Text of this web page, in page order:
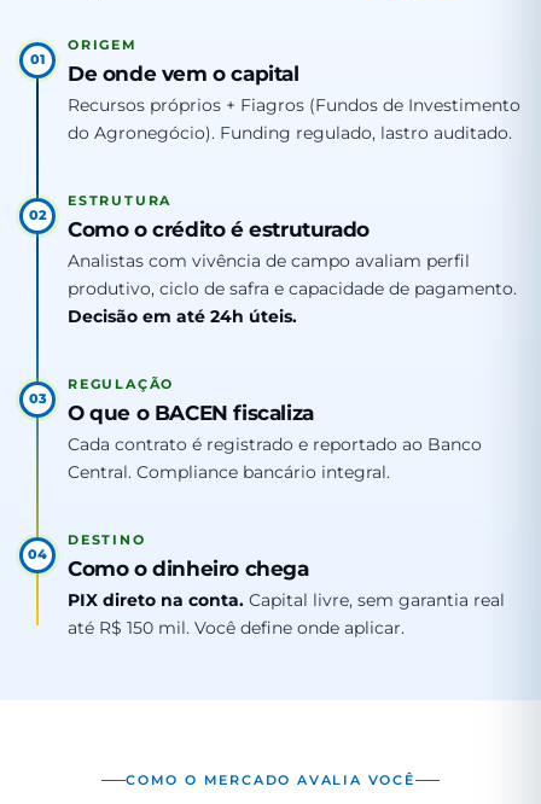
01
ORIGEM
De onde vem o capital
Recursos próprios + Fiagros (Fundos de Investimento
do Agronegócio). Funding regulado, lastro auditado.
02
ESTRUTURA
Como o crédito é estruturado
Analistas com vivência de campo avaliam perfil
produtivo, ciclo de safra e capacidade de pagamento.
Decisão em até 24h úteis.
03
REGULAÇÃO
O que o BACEN fiscaliza
Cada contrato é registrado e reportado ao Banco
Central. Compliance bancário integral.
04
DESTINO
Como o dinheiro chega
PIX direto na conta. Capital livre, sem garantia real
até R$ 150 mil. Você define onde aplicar.
COMO O MERCADO AVALIA VOCÊ